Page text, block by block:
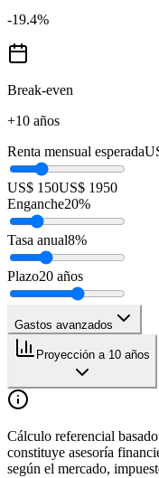
-19.4%
Break-even
+10 años
Renta mensual esperada
US$ 150US$ 1950
Enganche20%
Tasa anual8%
Plazo20 años
Gastos avanzados
Proyección a 10 años
Cálculo referencial
constituye asesoría
según el mercado,